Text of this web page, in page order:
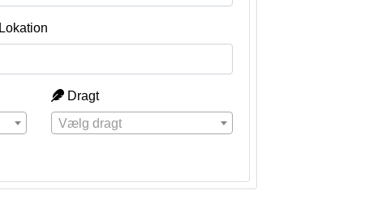
Lokation
Dragt
Vælg dragt